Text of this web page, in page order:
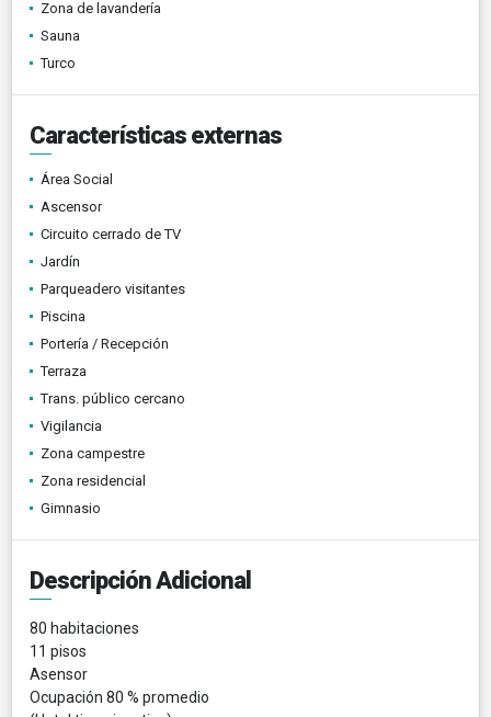
Zona de lavandería
Sauna
Turco
Características externas
Área Social
Ascensor
Circuito cerrado de TV
Jardín
Parqueadero visitantes
Piscina
Portería / Recepción
Terraza
Trans. público cercano
Vigilancia
Zona campestre
Zona residencial
Gimnasio
Descripción Adicional
80 habitaciones
11 pisos
Asensor
Ocupación 80 % promedio